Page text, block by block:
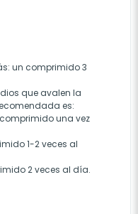
un comprimido 3
que avalen la
es:
una vez
1-2 veces al
2 veces al día.